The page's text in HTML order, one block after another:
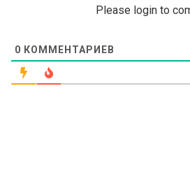
Please login to
0 КОММЕНТАРИЕВ